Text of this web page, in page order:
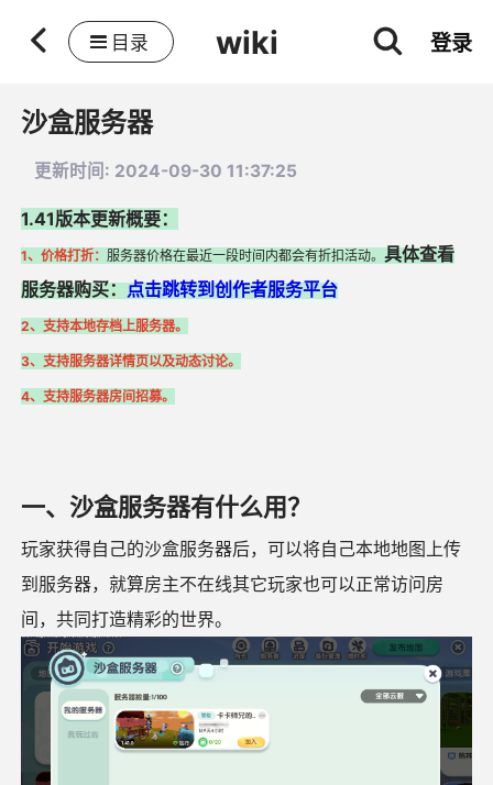
目录 wiki 登录
沙盒服务器
更新时间: 2024-09-30 11:37:25
1.41版本更新概要：
1、价格打折： 服务器价格在最近一段时间内都会有折扣活动。具体查看
服务器购买：点击跳转到创作者服务平台
2、支持本地存档上服务器。
3、支持服务器详情页以及动态讨论。
4、支持服务器房间招募。
一、沙盒服务器有什么用？
玩家获得自己的沙盒服务器后，可以将自己本地地图上传
到服务器，就算房主不在线其它玩家也可以正常访问房
间，共同打造精彩的世界。